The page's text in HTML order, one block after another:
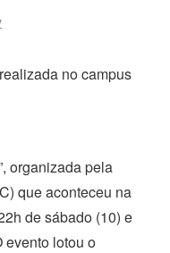
no campus
organizada pela
que aconteceu na
de sábado (10) e
evento lotou o